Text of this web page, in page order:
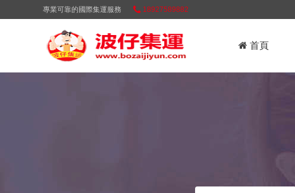
專業可靠的國際集運服務 18927589882
首頁